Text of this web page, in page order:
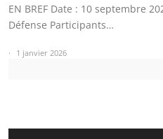
EN BREF Date : 10 septembre
Défense Participants…
1 janvier 2026